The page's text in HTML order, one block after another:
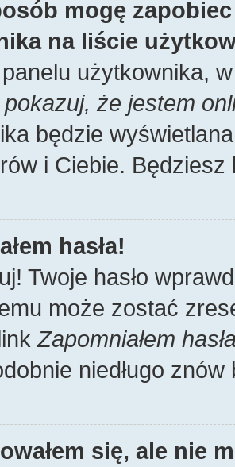
mogę
na liście
użytkownika,
pokazuj, że jestem
będzie
i Ciebie.
hasła!
Twoje hasło
może zostać
Zapomniałem
niedługo
się, ale nie